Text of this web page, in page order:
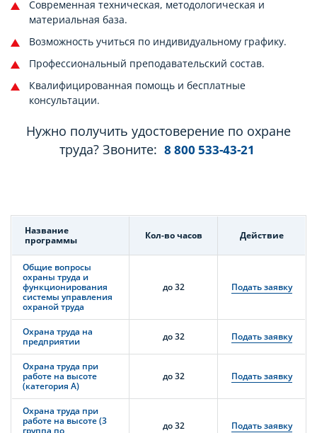
Современная техническая, методологическая и
материальная база.
Возможность учиться по индивидуальному графику.
Профессиональный преподавательский состав.
Квалифицированная помощь и бесплатные
консультации.
Нужно получить удостоверение по охране
труда? Звоните: 8 800 533-43-21
Название
программы
Кол-во часов Действие
Общие вопросы
охраны труда и
функционирования
системы управления
охраной труда
до 32 Подать заявку
Охрана труда на
предприятии
до 32 Подать заявку
Охрана труда при
работе на высоте
(категория А)
до 32 Подать заявку
Охрана труда при
работе на высоте (3
до 32 Подать заявку